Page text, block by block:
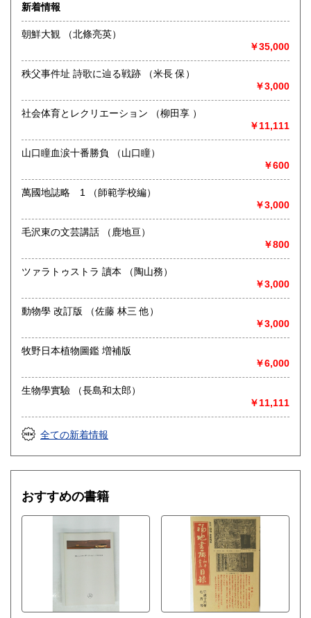
術・アート・建築・書道・理工学・東洋医学・ビジネス書・
武道・山岳・オカルト・幻想文学・サブカルチャー・70年
代、80年代アイドル・アニメ・漫画・雑誌・アダルト・マニ
◎メディア商品【ジャズ・ロック・クラシック・映画・アニ
メ・ゲーム・声優・アイドル・ビジネス・アダルト・車・バ
EP、カセット、ポスター、おもちゃ、グッズ、パンフレット
などマニアックなものを中心に高価買取
ンタイア・和本・漢籍・戦争㊙︎資料・書道具・茶道具・戦前
絵はがき・鳥瞰図・古地図・浮世絵・軸・拓本・印譜・エロ
グロ】など古いものの中には希少価値の高いものも多数ござ
いますので価値がないと処分される前に是非 ｢古本倶楽部｣ま
沿線名：-
営業時間：-
定休日：-
書籍の買取について
○出張買取は通常、東海圏のみ
※お売り頂ける本の量や質が見込める場合は関東〜近畿エリ
ア要相談
例
【大学の研究室の整理】
【遺品整理で古い紙モノや道具など価値の有無が分からない
ものがある】
【神社仏閣、蔵の整理、中国古典籍など査定にかなりの専門
知識を要する】
場合などお気軽にご相談ください。
-------------------------------------------
買取専用ダイヤル
-------------------------------------------
○買取金額の概算が知りたい方は、事前査定のサービスもぜひ
ご活用下さい。
新着情報
朝鮮大観 （北條亮英）
￥35,000
秩父事件址 詩歌に辿る戦跡 （米長 保）
￥3,000
社会体育とレクリエーション （柳田享 ）
￥11,111
山口瞳血涙十番勝負 （山口瞳）
￥600
萬國地誌略 1 （師範学校編）
￥3,000
毛沢東の文芸講話 （鹿地亘）
￥800
ツァラトゥストラ 讀本 （陶山務）
￥3,000
動物學 改訂版 （佐藤 林三 他）
￥3,000
牧野日本植物圖鑑 増補版
￥6,000
生物學實驗 （長島和太郎）
￥11,111
全ての新着情報
おすすめの書籍